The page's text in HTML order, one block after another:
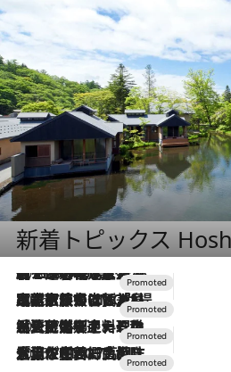
新着トピックス
2026.8.7
【トンボの足水浴】ヒノキの香りに包まれて涼感マックス！約13℃の湧水かけ流しを避暑地「星野温泉 トンボの湯」で体験
2026.7.31
【ホテル帰省】という選択肢をOMOが提案。家族とほどよい距離を保つには「昼は実家、夜は気兼ねなくホテルで！」
2026.7.24
【夏限定ディナーコース】旬を迎える稚鮎や花ズッキーニなどをイタリア・トスカーナの郷土料理の手法で満喫！
2026.7.17
「土佐和ハーブかき氷」がOMO7高知に登場！生姜、山椒、大葉など目にも舌にも涼を呼ぶ郷土の味